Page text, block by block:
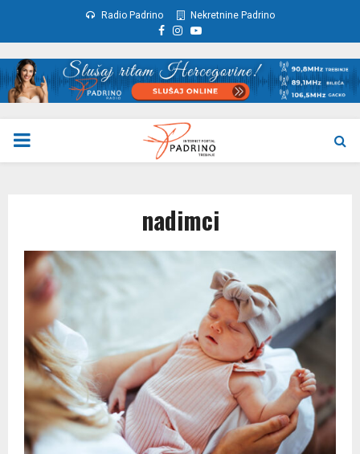
Radio Padrino Nekretnine Padrino
Facebook
Instagram
Youtube
PRIMARY
nadimci